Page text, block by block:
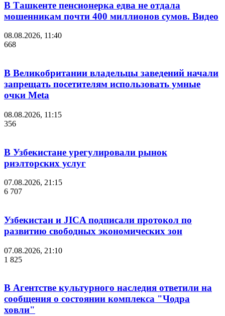
В Ташкенте пенсионерка едва не отдала
мошенникам почти 400 миллионов сумов. Видео
08.08.2026, 11:40
668
В Великобритании владельцы заведений начали
запрещать посетителям использовать умные
очки Meta
08.08.2026, 11:15
356
В Узбекистане урегулировали рынок
риэлторских услуг
07.08.2026, 21:15
6 707
Узбекистан и JICA подписали протокол по
развитию свободных экономических зон
07.08.2026, 21:10
1 825
В Агентстве культурного наследия ответили на
сообщения о состоянии комплекса "Чодра
ховли"